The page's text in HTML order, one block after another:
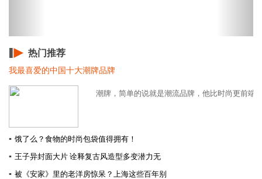
热门推荐
我最喜爱的中国十大潮牌品牌
潮牌，简单的说就是潮流品牌，他比时尚更前端
▪ 饿了么？食物的时尚包袋值得拥有！
▪ 王子异封面大片 诠释复古风造型多变潜力无
▪ 被《安家》里的老洋房惊呆？上海这些百年别